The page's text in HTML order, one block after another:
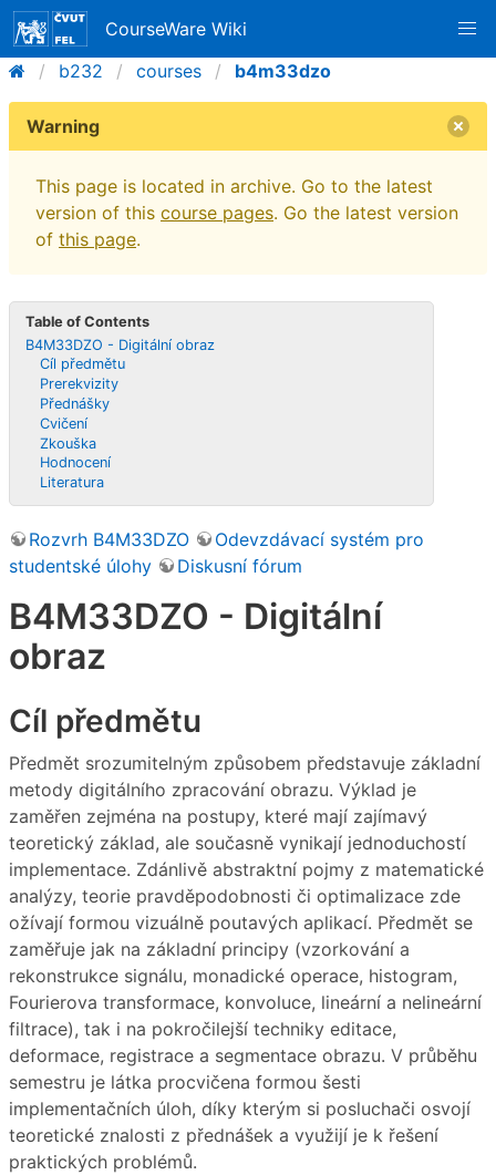
CourseWare Wiki
b232
courses b4m33dzo
Warning
This page is located in archive. Go to the latest
version of this course pages. Go the latest version
of this page.
Table of Contents
B4M33DZO - Digitální obraz
Cíl předmětu
Prerekvizity
Přednášky
Cvičení
Zkouška
Hodnocení
Literatura
Rozvrh B4M33DZO
Odevzdávací systém pro
studentské úlohy
Diskusní fórum
B4M33DZO - Digitální
obraz
Cíl předmětu
Předmět srozumitelným způsobem představuje základní
metody digitálního zpracování obrazu. Výklad je
zaměřen zejména na postupy, které mají zajímavý
teoretický základ, ale současně vynikají jednoduchostí
implementace. Zdánlivě abstraktní pojmy z matematické
analýzy, teorie pravděpodobnosti či optimalizace zde
ožívají formou vizuálně poutavých aplikací. Předmět se
zaměřuje jak na základní principy (vzorkování a
rekonstrukce signálu, monadické operace, histogram,
Fourierova transformace, konvoluce, lineární a nelineární
filtrace), tak i na pokročilejší techniky editace,
deformace, registrace a segmentace obrazu. V průběhu
semestru je látka procvičena formou šesti
implementačních úloh, díky kterým si posluchači osvojí
teoretické znalosti z přednášek a využijí je k řešení
praktických problémů.